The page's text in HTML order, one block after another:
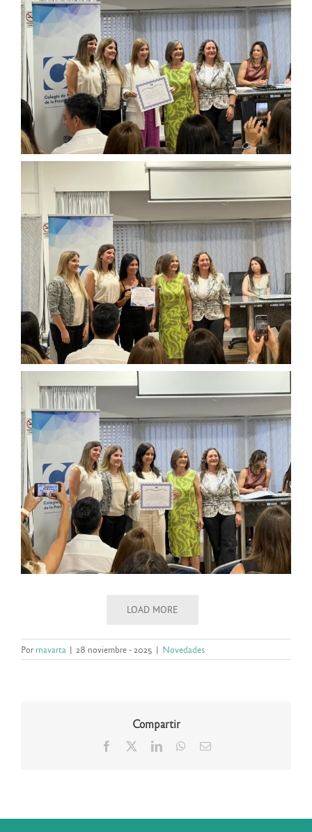
LOAD MORE
Porrnavarta | 28 noviembre - 2025 | Novedades
Compartir
Facebook LinkedInWhatsApp
Correo